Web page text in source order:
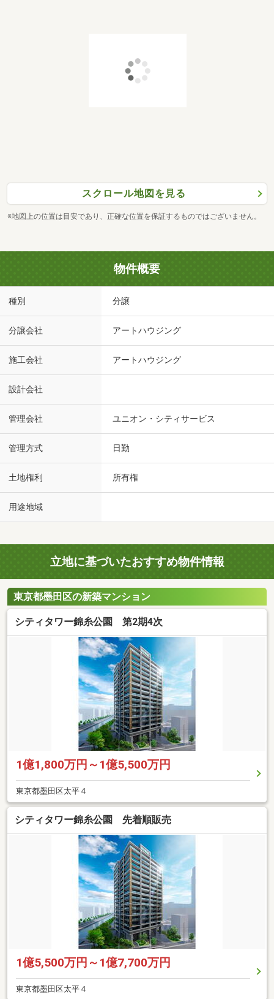
スクロール地図を見る
※地図上の位置は目安であり、正確な位置を保証するものではございません。
物件概要
種別 分譲
分譲会社 アートハウジング
施工会社 アートハウジング
設計会社
管理会社 ユニオン・シティサービス
管理方式 日勤
土地権利 所有権
用途地域
立地に基づいたおすすめ物件情報
東京都墨田区の新築マンション
シティタワー錦糸公園 第2期4次
1億1,800万円～1億5,500万円
東京都墨田区太平４
シティタワー錦糸公園 先着順販売
1億5,500万円～1億7,700万円
東京都墨田区太平４